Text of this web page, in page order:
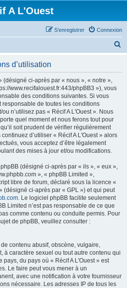
A L'Ouest
Connexion
S’enregistrer
d’utilisation
(désigné ci-après par « nous », « notre »,
www.recifalouest.fr:443/phpBB3 »), vous
des conditions suivantes. Si vous
responsable de toutes les conditions
n’utilisez pas « Récif A L'Ouest ». Nous
quel moment et nous ferons tout pour
soit prudent de vérifier régulièrement
d’utiliser « Récif A L'Ouest » alors
vous acceptez d’être légalement
des mises à jour et/ou modifications.
(désigné ci-après par « ils », « eux »,
», « phpBB Limited »,
libre de forum, déclaré sous la licence «
(désigné ci-après par « GPL ») et qui peut
. Le logiciel phpBB facilite seulement
Limited n’est pas responsable de ce que
comme contenu ou conduite permis. Pour
de phpBB, veuillez consulter :
contenu abusif, obscène, vulgaire,
à caractère sexuel ou tout autre contenu qui
du pays où « Récif A L'Ouest » est
Le faire peut vous mener à un
avec une notification à votre fournisseur
nécessaire. Les adresses IP de tous les